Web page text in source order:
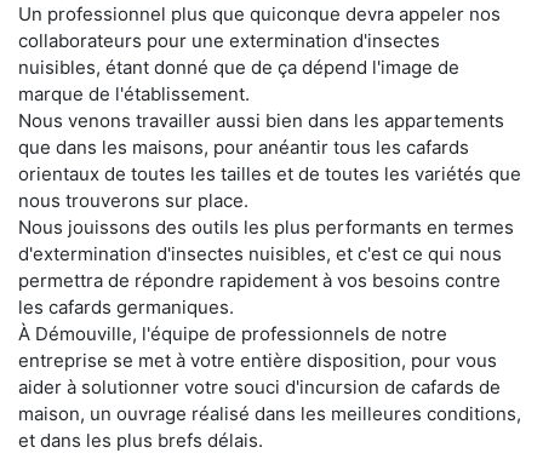
Un professionnel plus que quiconque devra appeler nos
collaborateurs pour une extermination d'insectes
nuisibles, étant donné que de ça dépend l'image de
marque de l'établissement.
Nous venons travailler aussi bien dans les appartements
que dans les maisons, pour anéantir tous les cafards
orientaux de toutes les tailles et de toutes les variétés que
nous trouverons sur place.
Nous jouissons des outils les plus performants en termes
d'extermination d'insectes nuisibles, et c'est ce qui nous
permettra de répondre rapidement à vos besoins contre
les cafards germaniques.
À Démouville, l'équipe de professionnels de notre
entreprise se met à votre entière disposition, pour vous
aider à solutionner votre souci d'incursion de cafards de
maison, un ouvrage réalisé dans les meilleures conditions,
et dans les plus brefs délais.